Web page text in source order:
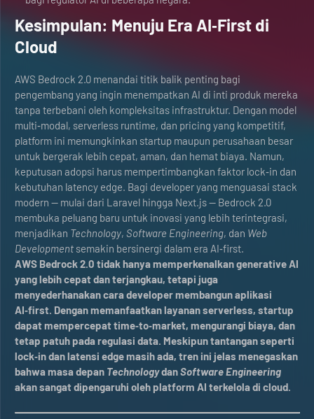
Kesimpulan: Menuju Era AI‑First di
Cloud
AWS Bedrock 2.0 menandai titik balik penting bagi
pengembang yang ingin menempatkan AI di inti produk mereka
tanpa terbebani oleh kompleksitas infrastruktur. Dengan model
multi‑modal, serverless runtime, dan pricing yang kompetitif,
platform ini memungkinkan startup maupun perusahaan besar
untuk bergerak lebih cepat, aman, dan hemat biaya. Namun,
keputusan adopsi harus mempertimbangkan faktor lock‑in dan
kebutuhan latency edge. Bagi developer yang menguasai stack
modern — mulai dari Laravel hingga Next.js — Bedrock 2.0
membuka peluang baru untuk inovasi yang lebih terintegrasi,
menjadikan Technology, Software Engineering, dan Web
Development semakin bersinergi dalam era AI‑first.
AWS Bedrock 2.0 tidak hanya memperkenalkan generative AI
yang lebih cepat dan terjangkau, tetapi juga
menyederhanakan cara developer membangun aplikasi
AI‑first. Dengan memanfaatkan layanan serverless, startup
dapat mempercepat time‑to‑market, mengurangi biaya, dan
tetap patuh pada regulasi data. Meskipun tantangan seperti
lock‑in dan latensi edge masih ada, tren ini jelas menegaskan
bahwa masa depan TechnologydanSoftware Engineering
akan sangat dipengaruhi oleh platform AI terkelola di cloud.